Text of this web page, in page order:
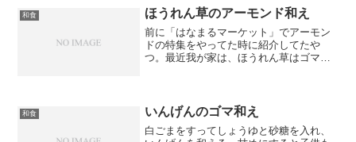
から食べやすかったな。ま...
和食 ほうれん草のアーモンド和え
前に「はなまるマーケット」でアーモン
ドの特集をやってた時に紹介してたや
つ。最近我が家は、ほうれん草はゴマ和
和食 いんげんのゴマ和え
白ごまをすってしょうゆと砂糖を入れ、